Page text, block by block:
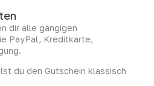
dir alle gängigen
PayPal, Kreditkarte,
du den Gutschein klassisch